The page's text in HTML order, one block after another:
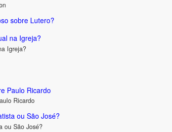
sobre Lutero?
na Igreja?
Igreja?
Paulo Ricardo
Ricardo
ou São José?
ou São José?